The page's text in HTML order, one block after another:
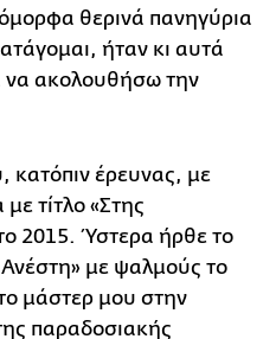
όμορφα θερινά πανηγύρια
ήταν κι αυτά
να ακολουθήσω την
κατόπιν έρευνας, με
τίτλο «Στης
2015. Ύστερα ήρθε το
με ψαλμούς το
μάστερ μου στην
παραδοσιακής